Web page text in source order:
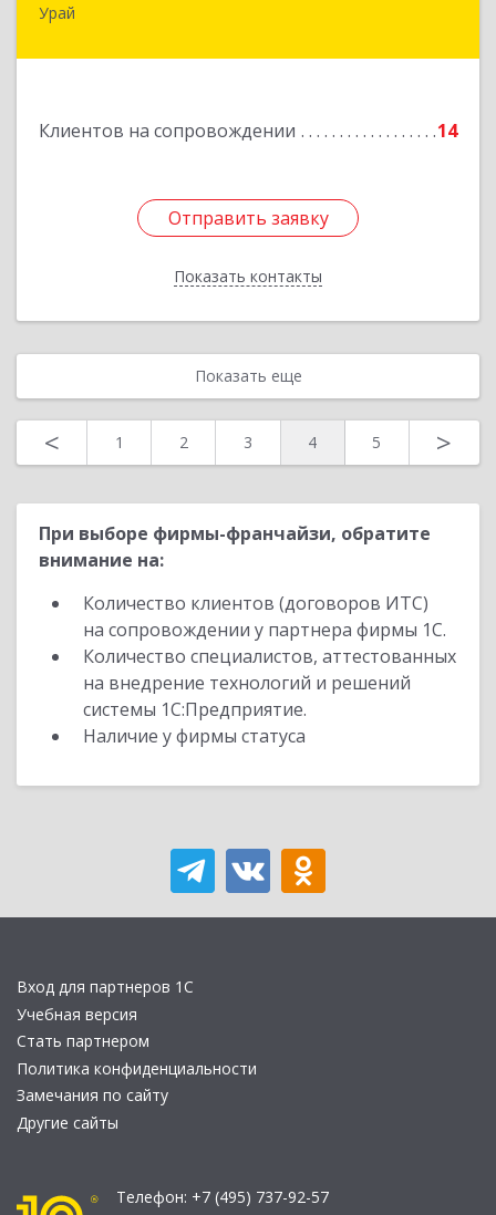
Урай
Клиентов на сопровождении 14
Отправить заявку
Показать контакты
628284, Ханты-Мансийский Автономный округ
Отправить заявку
Назад
Показать еще
< 1 2 3 4 5 >
При выборе фирмы-франчайзи, обратите
внимание на:
Количество клиентов (договоров ИТС)
на сопровождении у партнера фирмы 1С.
Количество специалистов, аттестованных
на внедрение технологий и решений
системы 1С:Предприятие.
Наличие у фирмы статуса
Вход для партнеров 1С
Учебная версия
Стать партнером
Политика конфиденциальности
Замечания по сайту
Другие сайты
Телефон: +7 (495) 737-92-57